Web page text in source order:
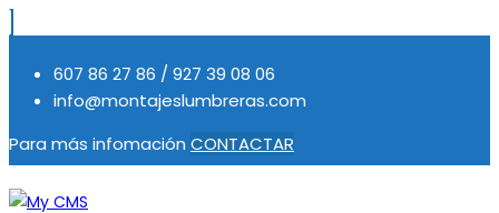
607 86 27 86 / 927 39 08 06
info@montajeslumbreras.com
Para más infomación CONTACTAR